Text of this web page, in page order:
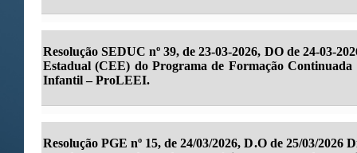
Resolução SEDUC nº 39, de 23-03-2026, DO de 24-03-
Estadual (CEE) do Programa de Formação
Infantil – ProLEEI.
Resolução PGE nº 15, de 24/03/2026, D.O de 25/03/2026